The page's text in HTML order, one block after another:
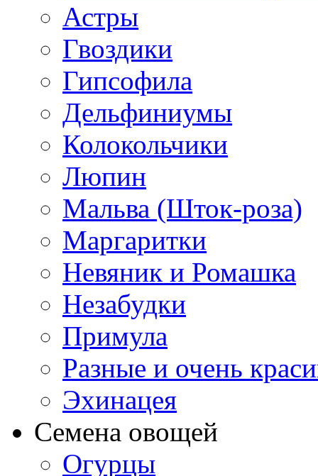
Астры
Гвоздики
Гипсофила
Дельфиниумы
Колокольчики
Люпин
Мальва (Шток-роза)
Маргаритки
Невяник и Ромашка
Незабудки
Примула
Разные и очень
Эхинацея
Семена овощей
Огурцы